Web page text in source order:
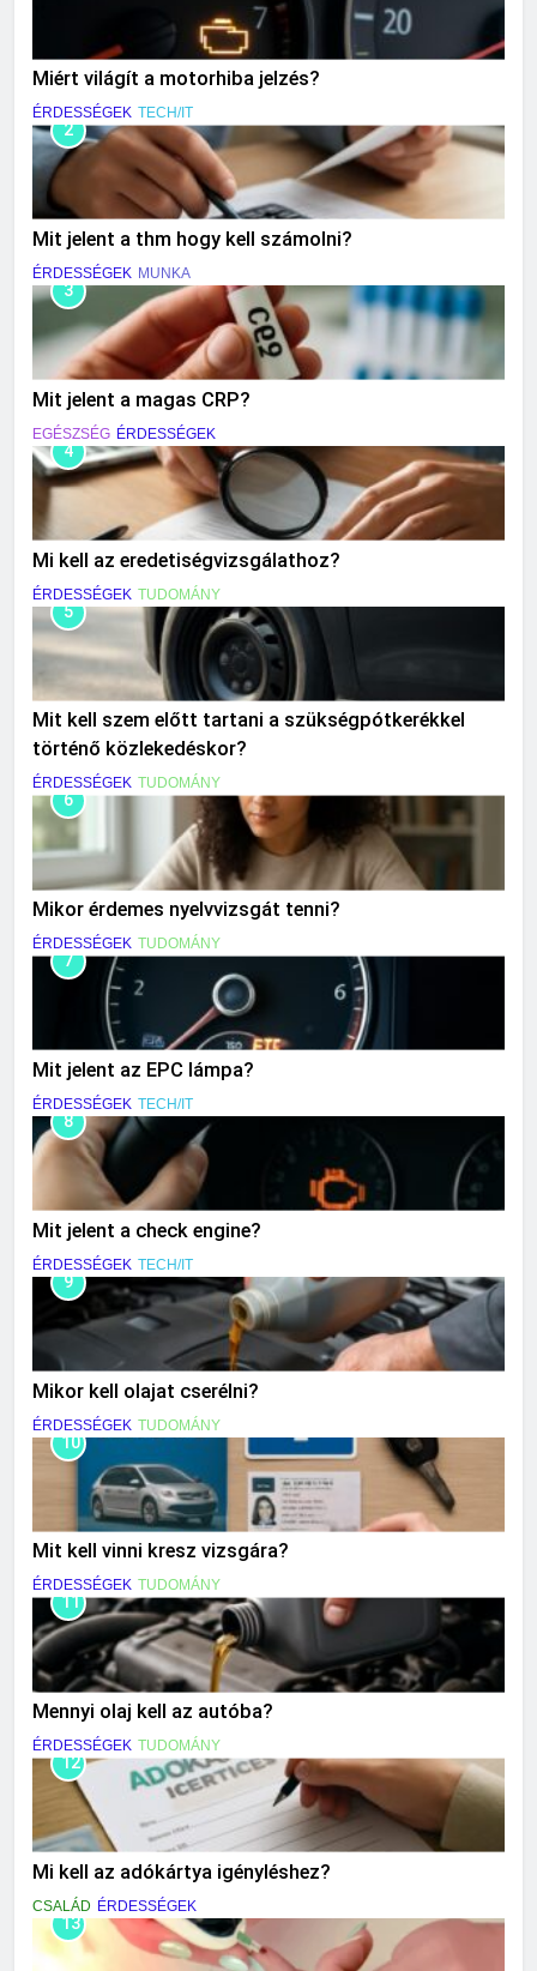
Miért világít a motorhiba jelzés?
ÉRDESSÉGEK TECH/IT
2
Mit jelent a thm hogy kell számolni?
ÉRDESSÉGEK MUNKA
3
Mit jelent a magas CRP?
EGÉSZSÉG ÉRDESSÉGEK
4
Mi kell az eredetiségvizsgálathoz?
ÉRDESSÉGEK TUDOMÁNY
5
Mit kell szem előtt tartani a szükségpótkerékkel
történő közlekedéskor?
ÉRDESSÉGEK TUDOMÁNY
6
Mikor érdemes nyelvvizsgát tenni?
ÉRDESSÉGEK TUDOMÁNY
7
Mit jelent az EPC lámpa?
ÉRDESSÉGEK TECH/IT
8
Mit jelent a check engine?
ÉRDESSÉGEK TECH/IT
9
Mikor kell olajat cserélni?
ÉRDESSÉGEK TUDOMÁNY
10
Mit kell vinni kresz vizsgára?
ÉRDESSÉGEK TUDOMÁNY
11
Mennyi olaj kell az autóba?
ÉRDESSÉGEK TUDOMÁNY
12
Mi kell az adókártya igényléshez?
CSALÁD ÉRDESSÉGEK
13